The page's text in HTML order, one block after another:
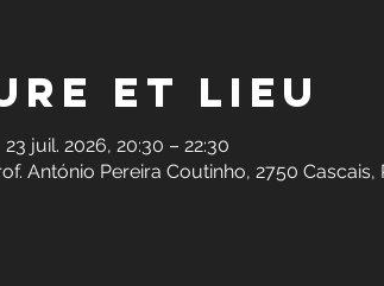
et lieu
23 juil. 2026, 20:30 – 22:30
António Pereira Coutinho, 2750